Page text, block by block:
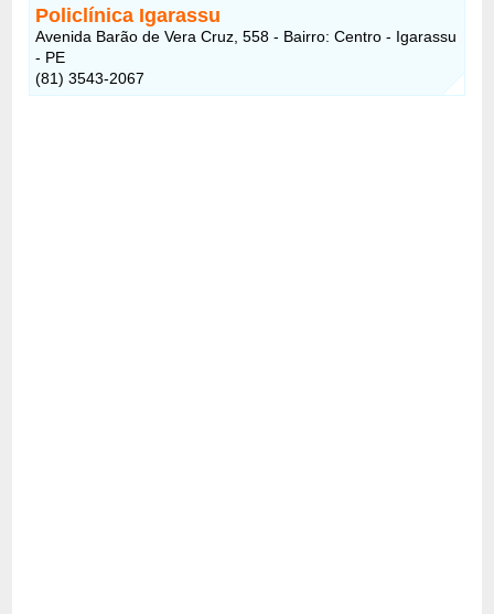
Policlínica Igarassu
Avenida Barão de Vera Cruz, 558 - Bairro: Centro - Igarassu
- PE
(81) 3543-2067